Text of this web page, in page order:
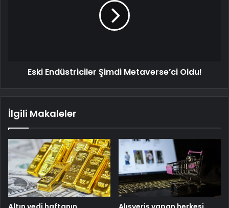
Eski Endüstriciler Şimdi Metaverse’ci Oldu!
İlgili Makaleler